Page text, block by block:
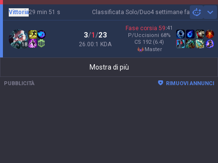
Classificata Solo/Duo4 settimane fa
Vittoria29 min 51 s
18
3/1/23
26.00:1 KDA
Fase corsia 59:41
P/Uccisioni 68%
CS 192 (6.4)
master
Mostra di più
PUBBLICITÀ RIMUOVI ANNUNCI